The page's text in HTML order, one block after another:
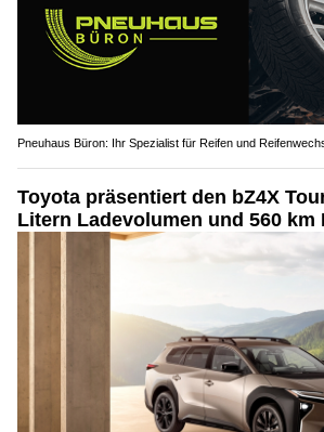
Pneuhaus Büron: Ihr Spezialist für Reifen und
Toyota präsentiert den bZ4X
Litern Ladevolumen und 560 km